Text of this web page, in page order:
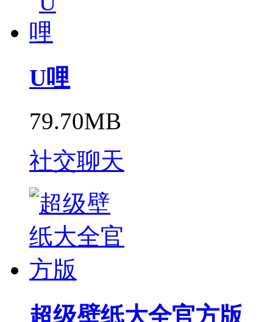
U哩
79.70MB
社交聊天
超级壁纸大全官方版